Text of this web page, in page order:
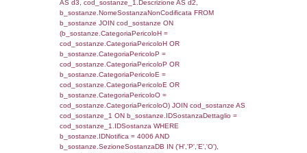
0.020587921142578
sql: SELECT f_territori_limitrofi.Distanza,
f_territori_limitrofi.Direzione,
f_territori_limitrofi.Denominazione,
rofi.DescAltro FROM f_territori_limitrofi
cod_territori_tipologia ON
(f_territori_limitrofi.IDTipologiaTerritorio =
cod_territori_tipologia.IDTipologiaTerritorio)